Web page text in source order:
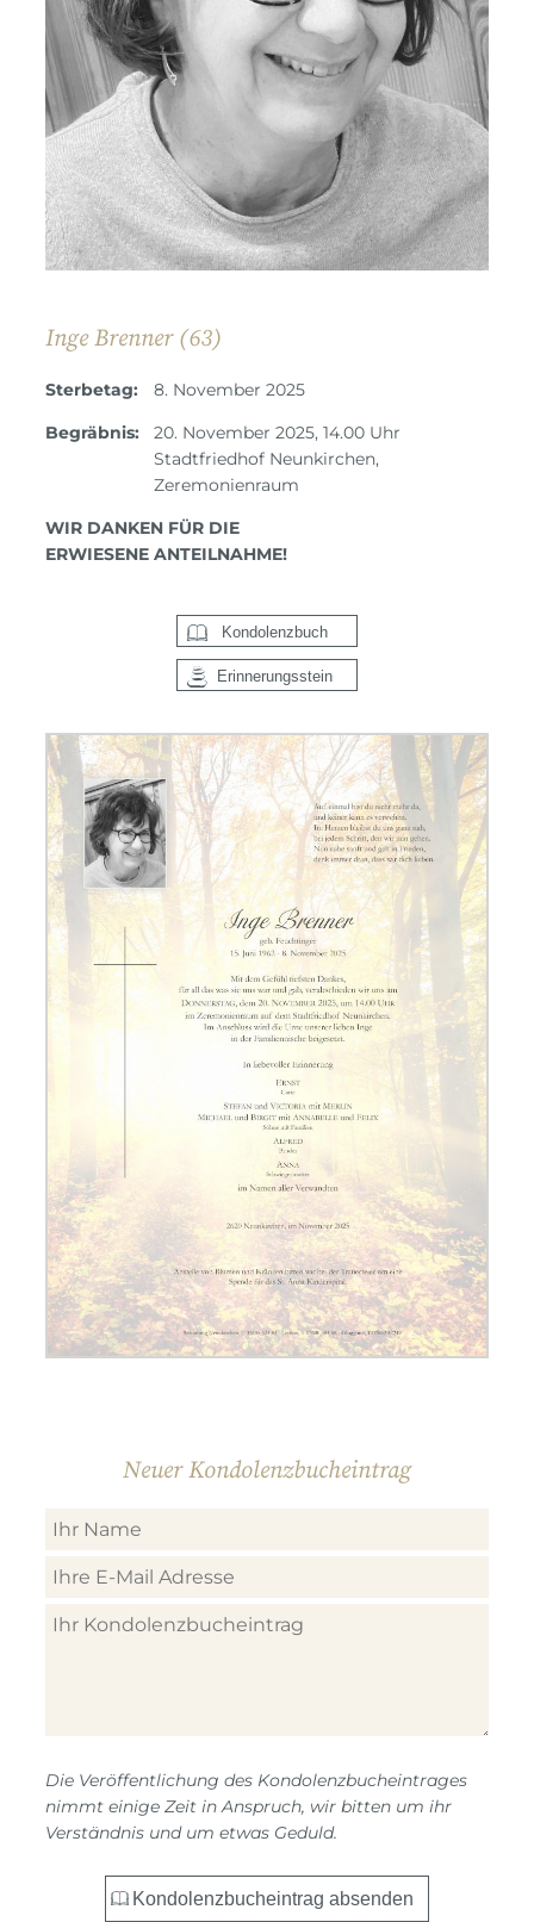
Inge Brenner (63)
Sterbetag:
8. November 2025
Begräbnis:
20. November 2025, 14.00 Uhr
Stadtfriedhof Neunkirchen,
Zeremonienraum
WIR DANKEN FÜR DIE
ERWIESENE ANTEILNAHME!
Kondolenzbuch
Erinnerungsstein
Neuer Kondolenzbucheintrag
Die Veröffentlichung des Kondolenzbucheintrages
nimmt einige Zeit in Anspruch, wir bitten um ihr
Verständnis und um etwas Geduld.